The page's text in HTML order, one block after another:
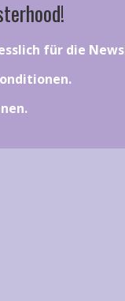
für die